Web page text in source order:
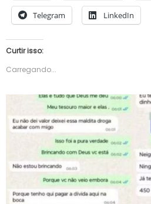
Telegram LinkedIn
Curtir isso:
Carregando...